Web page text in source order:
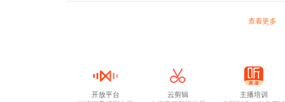
查看更多
开放平台
云剪辑
主播培训